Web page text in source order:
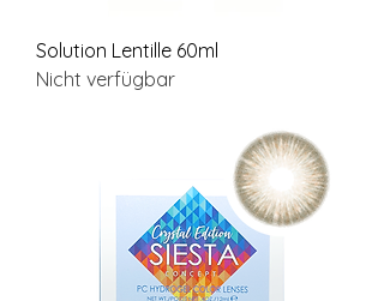
Solution Lentille 60ml
Nicht verfügbar